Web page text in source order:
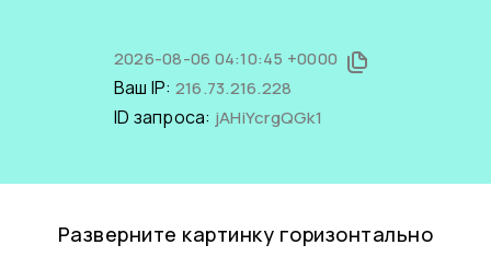
2026-08-06 04:10:45 +0000
Ваш IP: 216.73.216.228
ID запроса: jAHiYcrgQGk1
Разверните картинку горизонтально